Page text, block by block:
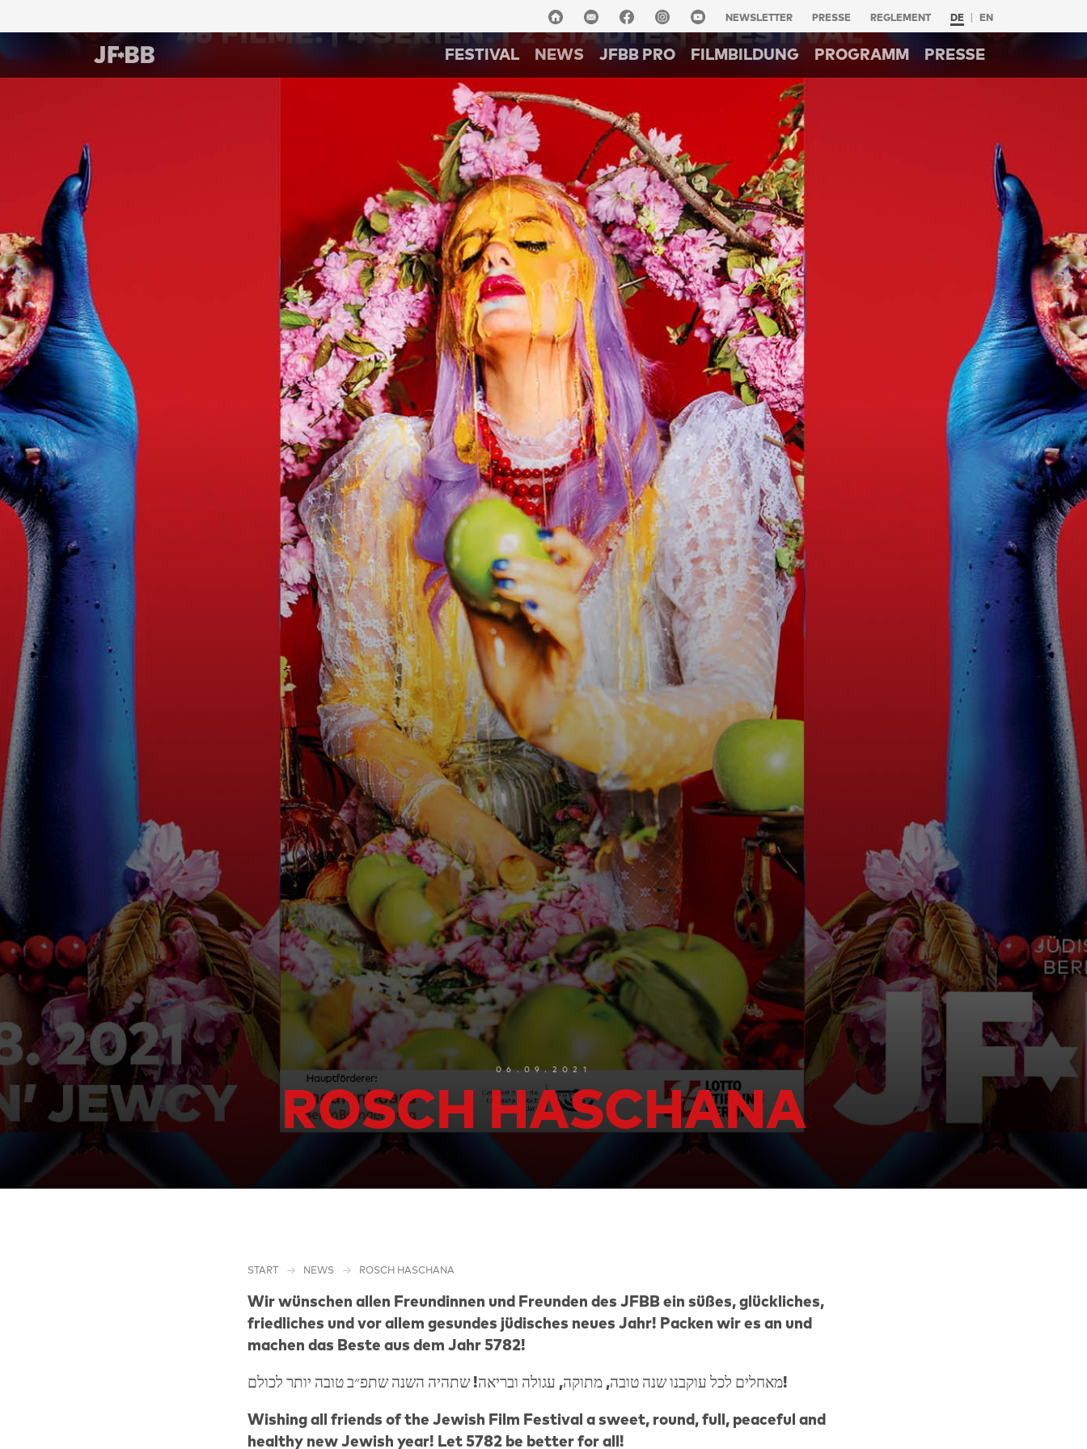
NEWSLETTER PRESSE REGLEMENT DE EN
FESTIVAL NEWS JFBB PRO FILMBILDUNG PROGRAMM PRESSE
06.09.2021
ROSCH HASCHANA
START NEWS ROSCH HASCHANA
Wir wünschen allen Freundinnen und Freunden des JFBB ein süßes, glückliches,
friedliches und vor allem gesundes jüdisches neues Jahr! Packen wir es an und
machen das Beste aus dem Jahr 5782!
מאחלים לכל עוקבנו שנה טובה, מתוקה, עגולה ובריאה! שתהיה השנה שתפ״ב טובה יותר לכולם!
Wishing all friends of the Jewish Film Festival a sweet, round, full, peaceful and
healthy new Jewish year! Let 5782 be better for all!